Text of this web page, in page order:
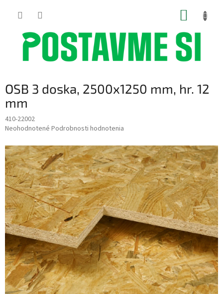
OSB 3 doska, 2500x1250 mm, hr. 12
mm
410-22002
Priemerné
produktu
je
0,0
z
5
hviezdičiek.
Neohodnotené Podrobnosti hodnotenia